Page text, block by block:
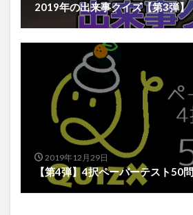
2019年の出来事クイズ【第3弾】
2019年12月29日
【第4弾】4択ペーパーテスト50問